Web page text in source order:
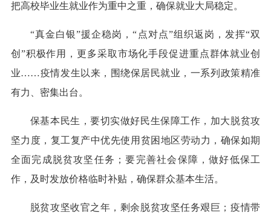
把高校毕业生就业作为重中之重，确保就业大局稳定。
“真金白银”援企稳岗，“点对点”组织返岗，发挥“双
创”积极作用，更多采取市场化手段促进重点群体就业创
业……疫情发生以来，围绕保居民就业，一系列政策精准
有力、密集出台。
保基本民生，要切实做好民生保障工作，加大脱贫攻
坚力度，复工复产中优先使用贫困地区劳动力，确保如期
全面完成脱贫攻坚任务；要完善社会保障，做好低保工
作，及时发放价格临时补贴，确保群众基本生活。
脱贫攻坚收官之年，剩余脱贫攻坚任务艰巨；疫情带